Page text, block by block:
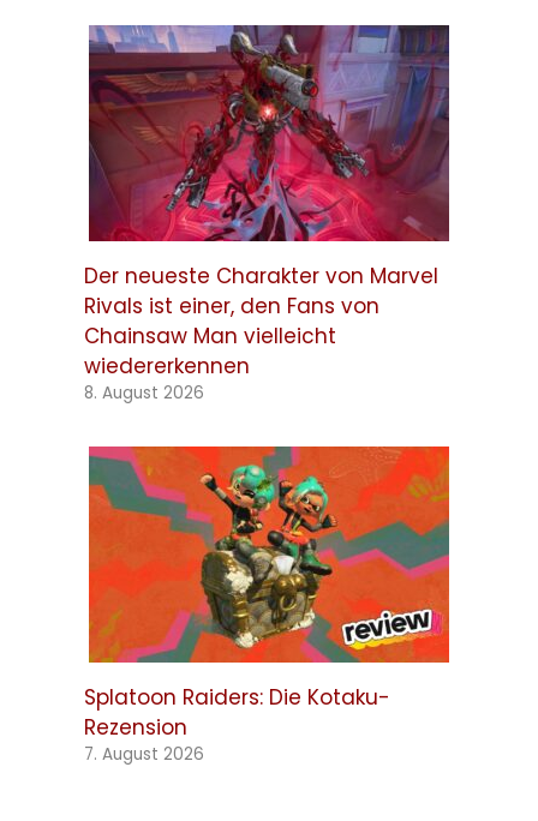
Der neueste Charakter von Marvel
Rivals ist einer, den Fans von
Chainsaw Man vielleicht
wiedererkennen
8. August 2026
Splatoon Raiders: Die Kotaku-
Rezension
7. August 2026